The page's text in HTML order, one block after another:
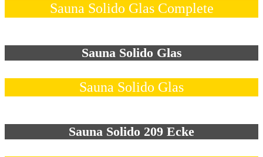
Sauna Solido Glas Complete
Sauna Solido Glas
Sauna Solido Glas
Sauna Solido 209 Ecke